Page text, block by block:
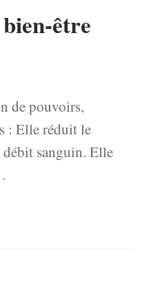
être
de pouvoirs,
: Elle réduit le
sanguin. Elle